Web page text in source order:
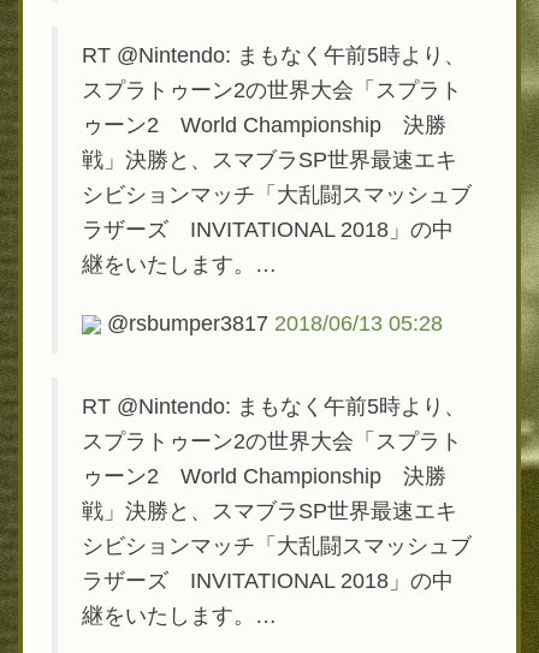
RT @Nintendo: まもなく午前5時より、
スプラトゥーン2の世界大会「スプラト
ゥーン2 World Championship 決勝
戦」決勝と、スマブラSP世界最速エキ
シビションマッチ「大乱闘スマッシュブ
ラザーズ INVITATIONAL 2018」の中
継をいたします。…
@rsbumper3817 2018/06/13 05:28
RT @Nintendo: まもなく午前5時より、
スプラトゥーン2の世界大会「スプラト
ゥーン2 World Championship 決勝
戦」決勝と、スマブラSP世界最速エキ
シビションマッチ「大乱闘スマッシュブ
ラザーズ INVITATIONAL 2018」の中
継をいたします。…